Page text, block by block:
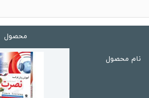
محصول
نام محصول